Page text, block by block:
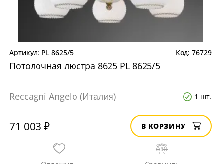
PL 8625/5 76729
Потолочная люстра 8625 PL 8625/5
Reccagni Angelo (Италия) 1 шт.
71 003 ₽ В КОРЗИНУ